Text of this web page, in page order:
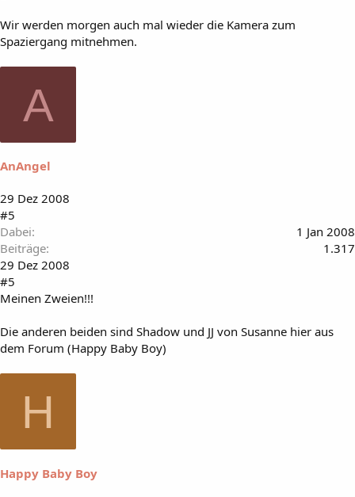
Wir werden morgen auch mal wieder die Kamera zum
Spaziergang mitnehmen.
A
AnAngel
29 Dez 2008
#5
Dabei
1 Jan 2008
Beiträge
1.317
29 Dez 2008
#5
Meinen Zweien!!!
Die anderen beiden sind Shadow und JJ von Susanne hier aus
dem Forum (Happy Baby Boy)
H
Happy Baby Boy